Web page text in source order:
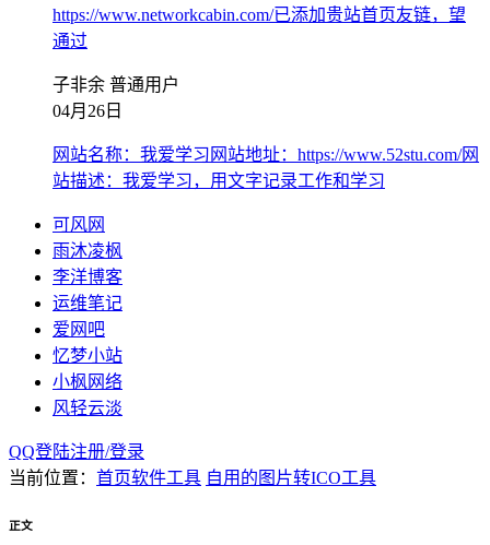
https://www.networkcabin.com/已添加贵站首页友链，望
通过
子非余 普通用户
04月26日
网站名称：我爱学习网站地址：https://www.52stu.com/网
站描述：我爱学习，用文字记录工作和学习
可风网
雨沐凌枫
李洋博客
运维笔记
爱网吧
忆梦小站
小枫网络
风轻云淡
QQ登陆注册/登录
当前位置： 首页软件工具 自用的图片转ICO工具
正文